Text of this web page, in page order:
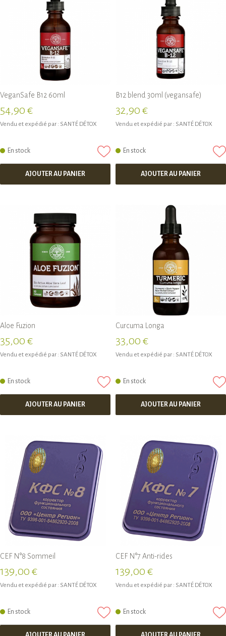
VeganSafe B12 60ml
54,90 €
Vendu et expédié par : SANTÉ DÉTOX
En stock
AJOUTER AU PANIER
B12 blend 30ml (vegansafe)
32,90 €
Vendu et expédié par : SANTÉ DÉTOX
En stock
AJOUTER AU PANIER
Aloe Fuzion
35,00 €
Vendu et expédié par : SANTÉ DÉTOX
En stock
AJOUTER AU PANIER
Curcuma Longa
33,00 €
Vendu et expédié par : SANTÉ DÉTOX
En stock
AJOUTER AU PANIER
CEF N°8 Sommeil
139,00 €
Vendu et expédié par : SANTÉ DÉTOX
En stock
CEF N°7 Anti-rides
139,00 €
Vendu et expédié par : SANTÉ DÉTOX
En stock